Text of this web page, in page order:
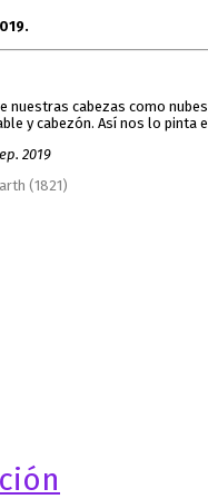
nuestras cabezas como
y cabezón. Así nos lo pinta
2019
(1821)